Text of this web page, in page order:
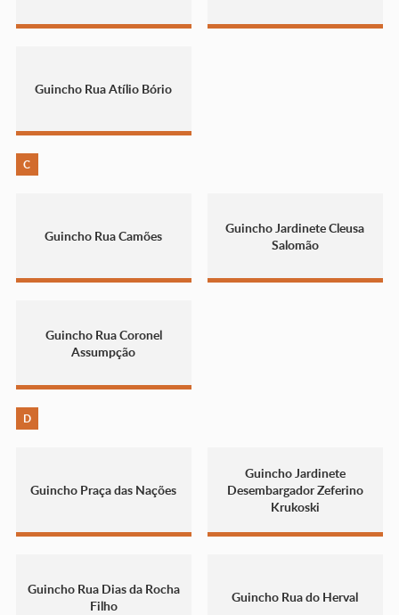
Guincho Rua Atílio Bório
C
Guincho Rua Camões
Guincho Jardinete Cleusa
Salomão
Guincho Rua Coronel
Assumpção
D
Guincho Praça das Nações
Guincho Jardinete
Desembargador Zeferino
Krukoski
Guincho Rua Dias da Rocha
Filho
Guincho Rua do Herval